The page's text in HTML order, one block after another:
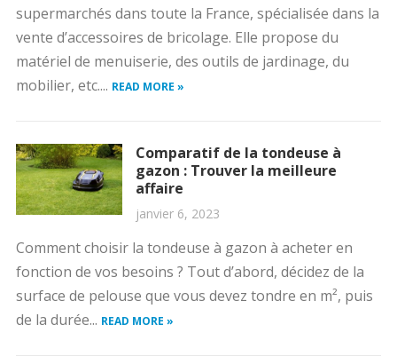
supermarchés dans toute la France, spécialisée dans la
vente d’accessoires de bricolage. Elle propose du
matériel de menuiserie, des outils de jardinage, du
mobilier, etc.... READ MORE »
Comparatif de la tondeuse à
gazon : Trouver la meilleure
affaire
janvier 6, 2023
Comment choisir la tondeuse à gazon à acheter en
fonction de vos besoins ? Tout d’abord, décidez de la
surface de pelouse que vous devez tondre en m², puis
de la durée... READ MORE »